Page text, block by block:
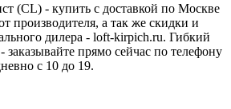
(CL) - купить с доставкой по Москве
производителя, а так же скидки и
дилера - loft-kirpich.ru. Гибкий
прямо сейчас по телефону
с 10 до 19.